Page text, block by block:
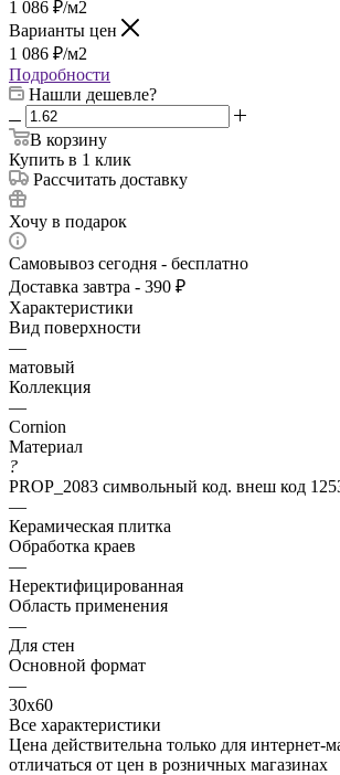
1 086 ₽/м2
Варианты цен
1 086 ₽/м2
Подробности
Нашли дешевле?
В корзину
Купить в 1 клик
Рассчитать доставку
Хочу в подарок
Самовывоз сегодня - бесплатно
Доставка завтра - 390 ₽
Характеристики
Вид поверхности
—
матовый
Коллекция
—
Cornion
Материал
?
PROP_2083 символьный код. внеш код
—
Керамическая плитка
Обработка краев
—
Неректифицированная
Область применения
—
Для стен
Основной формат
—
30х60
Все характеристики
Цена действительна только для интернет-
отличаться от цен в розничных магазинах